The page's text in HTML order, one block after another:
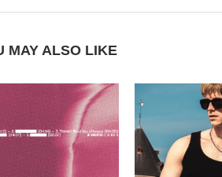
MAY ALSO LIKE